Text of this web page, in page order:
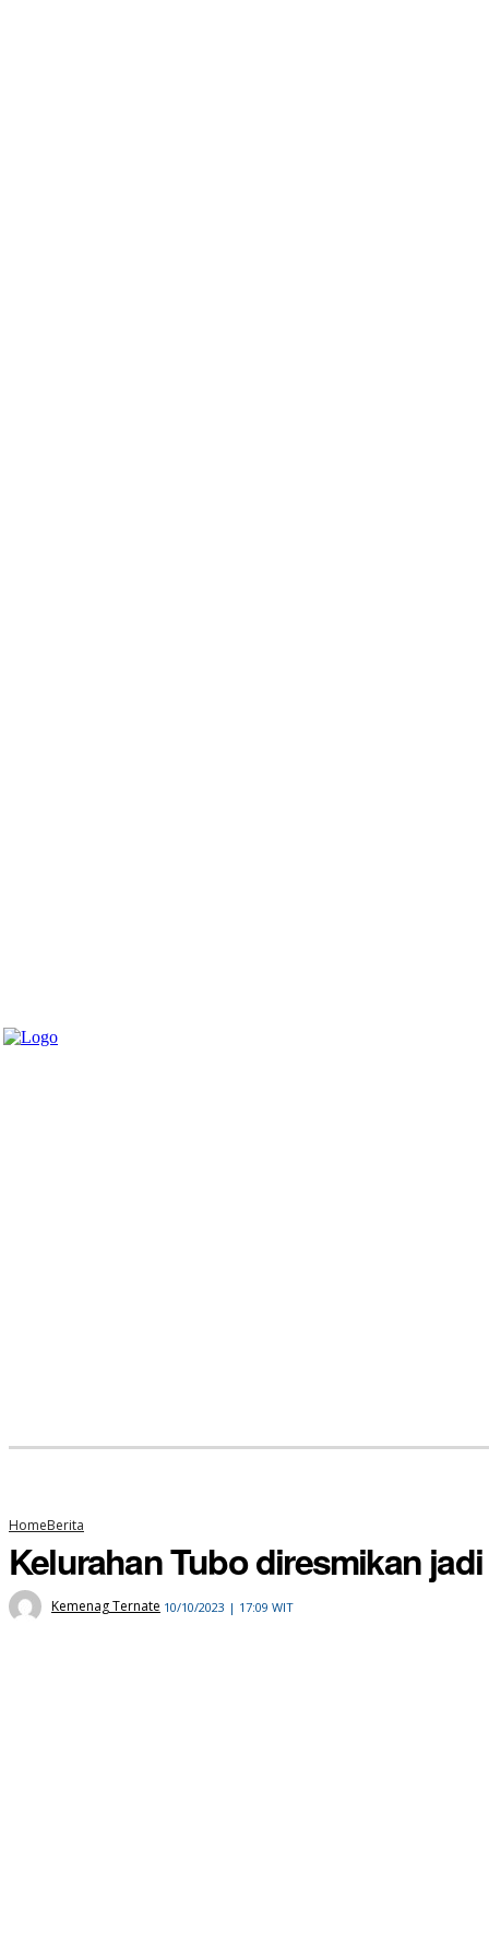
HomeBerita
Kelurahan Tubo diresmikan
Kemenag Ternate 10/10/2023 | 17:09 WIT